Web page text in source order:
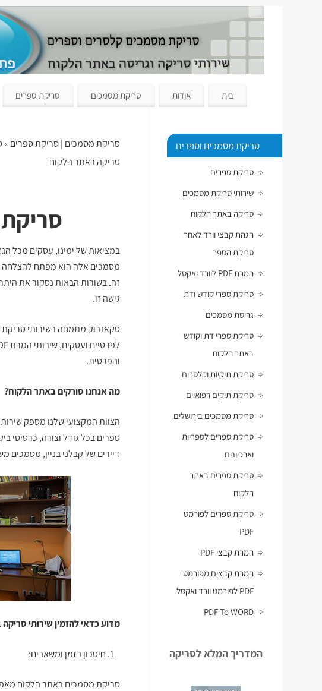
בית אודות סריקת מסמכים סריקת ספרים
סריקת מסמכים | סריקת ספרים »
סריקה באתר הלקוח
במציאות של ימינו, עסקים מכל
מסמכים אלה הוא מפתח להצלחה
זה. בשורות הבאות נסקור את
גישה זו.
סקאנבוק מתמחה בשירותי
והפרטית.
מה אנחנו סורקים באתר הלקוח?
הצוות המקצועי שלנו מספק
ספרים בכל גודל וצורה, כרטיסי
דיירים של קבלני בניין, מסמכים
מדוע כדאי להזמיןשירותי
חיסכון בזמן ומשאבים:
סריקת מסמכים באתר הלקוח
סריקת מסמכים וספרים
סריקת ספרים
שירותי סריקת מסמכים
סריקה באתר הלקוח
הגהת קבצי וורד לאחר
סריקת הספר
המרת PDF לוורד ואקסל
סריקת ספרי קודש ודת
גריסת מסמכים
סריקת ספרי דת וקודש
באתר הלקוח
סריקת תיקיות וקלסרים
סריקת תיקים רפואיים
סריקת מסמכים בירושלים
סריקת ספרים לספריות
וארכיונים
סריקת ספרים באתר
הלקוח
סריקת ספרים לפורמט
PDF
המרת קבצי PDF
המרת קבצים מפורמט
PDF לפורמט וורד ואקסל
PDF To WORD
המדריך המלא לסריקה